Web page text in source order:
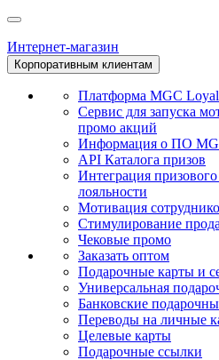
Интернет-магазин
Корпоративным клиентам
Платформа MGC
Сервис для запуска
промо акций
Информация о ПО
API Каталога призов
Интеграция
лояльности
Мотивация
Стимулирование
Чековые промо
Заказать оптом
Подарочные карты и
Универсальная
Банковские
Переводы на личные
Целевые карты
Подарочные ссылки